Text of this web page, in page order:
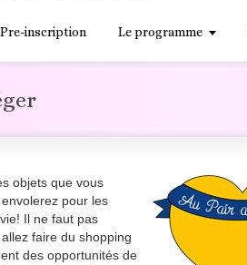
Pre-inscription Le programme
objets que vous
pour les
Il ne faut pas
faire du shopping
des opportunités de